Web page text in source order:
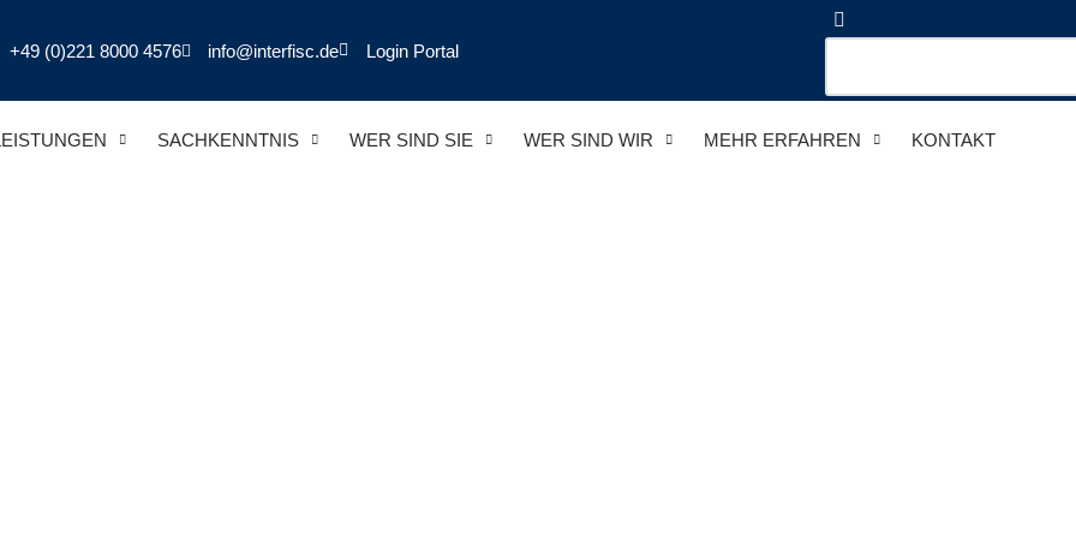
+49 (0)221 8000 4576 info@interfisc.de Login Portal
SACHKENNTNIS WER SIND SIE WER SIND WIR MEHR ERFAHREN KONTAKT